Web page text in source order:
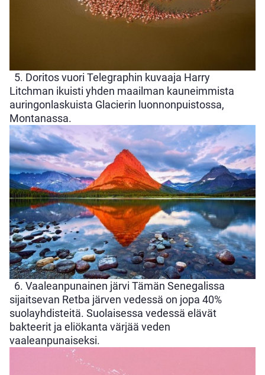
5. Doritos vuori Telegraphin kuvaaja Harry
Litchman ikuisti yhden maailman kauneimmista
auringonlaskuista Glacierin luonnonpuistossa,
Montanassa.
6. Vaaleanpunainen järvi Tämän Senegalissa
sijaitsevan Retba järven vedessä on jopa 40%
suolayhdisteitä. Suolaisessa vedessä elävät
bakteerit ja eliökanta värjää veden
vaaleanpunaiseksi.